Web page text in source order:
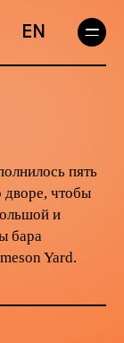
EN
пять
дворе, чтобы
и
бара
Yard.